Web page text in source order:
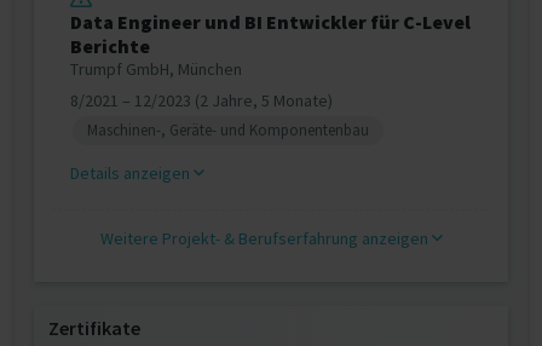
Data Engineer und BI Entwickler für C-Level
Berichte
Trumpf GmbH, München
8/2021 – 12/2023 (2 Jahre, 5 Monate)
Maschinen-, Geräte- und Komponentenbau
Details anzeigen
Weitere Projekt‐ & Berufserfahrung anzeigen
Zertifikate